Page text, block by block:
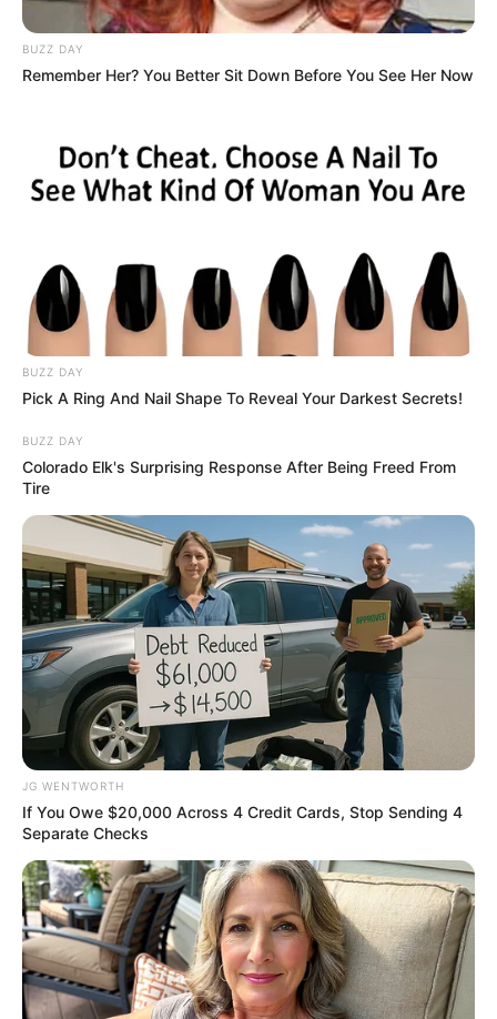
Why this ordinary drink is the secret to feeling your
best every day
CTA FAVORITE
These 9 Actresses Will Make You Rethink Good And
Evil!
BRAINBERRIES
BUZZ DAY
Remember Her? You Better Sit Down Before You See Her Now
BUZZ DAY
Pick A Ring And Nail Shape To Reveal Your Darkest Secrets!
BUZZ DAY
Colorado Elk's Surprising Response After Being Freed From
Tire
JG WENTWORTH
If You Owe $20,000 Across 4 Credit Cards, Stop Sending 4
Separate Checks